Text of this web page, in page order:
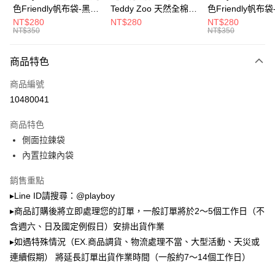
大哥付你分期
相關說明
2.付款方式選擇「大哥付你分期」，訂單成立後會自動跳轉到大哥付的交易
成交易。
3.實際核准額度、可分期數及費用金額請依後續交易確認頁面所載為準。
消。如遇「轉專審核」未通過狀況，表示未達大哥付你分期系統評分，恕無
法說明評估內容。
【繳款方式說明】
1.分期款項不併入電信帳單，「大哥付你分期」於每月結算日後寄送繳費提
帳／街口支付／iPASS MONEY」等通路繳費。
【注意事項】
1.本服務係由「台灣大哥大股份有限公司」（以下簡稱本公司）所提供，讓
用戶於交易時，得透過本服務購買商品或服務，並由商店將買賣／分期付款
買賣價金債權讓與本公司後，依約使用本公司帳單繳交帳款。
2.基於同意付款使用「大哥付你分期」之契約關係目的，商店將以您的個人
資料（包含姓名、電話或地址）提供予台灣大哥大進項蒐集、處理及利用，
運送方式
全家取貨付款
付款後全家取貨
每筆NT$100，滿NT$700(含以上)免運費
萊爾富取貨付款
每筆NT$100，滿NT$900(含以上)免運費
付款後萊爾富取貨
7-11取貨付款
色Friendly帆布袋-黑色
(TZB107)
NT$280
NT$350
Teddy Zoo 天然全棉純
色Friendly帆布袋-白色
NT$280
色Friendly帆布袋
色(TZB107)
NT$280
NT$350
商品特色
商品編號
10480041
商品特色
側面拉鍊袋
內置拉鍊內袋
銷售重點
▸Line ID請搜尋：@playboy
▸商品訂購後將立即處理您的訂單，一般訂單將於2～5個工作日（不
含週六、日及國定例假日）安排出貨作業
▸如遇特殊情況（EX.商品調貨、物流處理不當、大型活動、天災或
連續假期） 將延長訂單出貨作業時間（一般約7～14個工作日）